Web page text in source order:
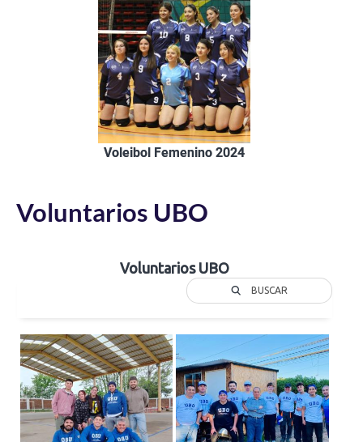
Voleibol Femenino 2024
Voluntarios UBO
Voluntarios UBO
BUSCAR